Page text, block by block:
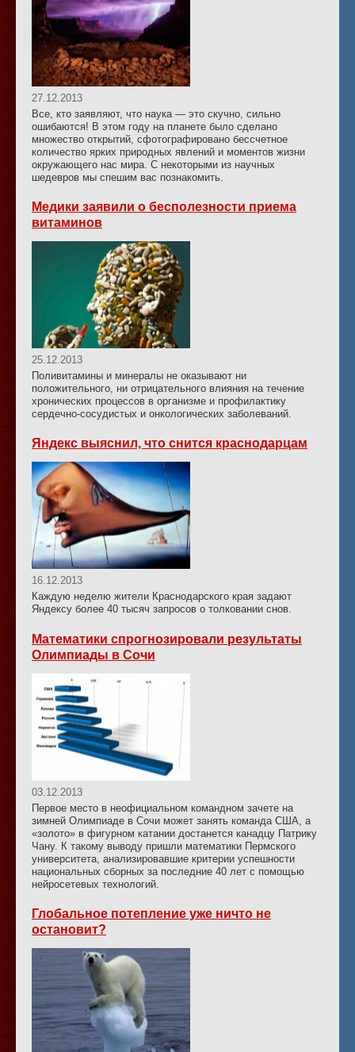
27.12.2013
Все, кто заявляют, что наука — это скучно, сильно
ошибаются! В этом году на планете было сделано
множество открытий, сфотографировано бессчетное
количество ярких природных явлений и моментов жизни
окружающего нас мира. С некоторыми из научных
шедевров мы спешим вас познакомить.
Медики заявили о бесполезности приема
витаминов
25.12.2013
Поливитамины и минералы не оказывают ни
положительного, ни отрицательного влияния на течение
хронических процессов в организме и профилактику
сердечно-сосудистых и онкологических заболеваний.
Яндекс выяснил, что снится краснодарцам
16.12.2013
Каждую неделю жители Краснодарского края задают
Яндексу более 40 тысяч запросов о толковании снов.
Математики спрогнозировали результаты
Олимпиады в Сочи
03.12.2013
Первое место в неофициальном командном зачете на
зимней Олимпиаде в Сочи может занять команда США, а
«золото» в фигурном катании достанется канадцу Патрику
Чану. К такому выводу пришли математики Пермского
университета, анализировавшие критерии успешности
национальных сборных за последние 40 лет с помощью
нейросетевых технологий.
Глобальное потепление уже ничто не
остановит?